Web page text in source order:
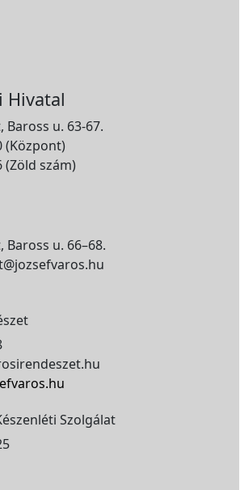
Hivatal
Baross u. 63-67.
(Központ)
(Zöld szám)
Baross u. 66–68.
Szolgálat